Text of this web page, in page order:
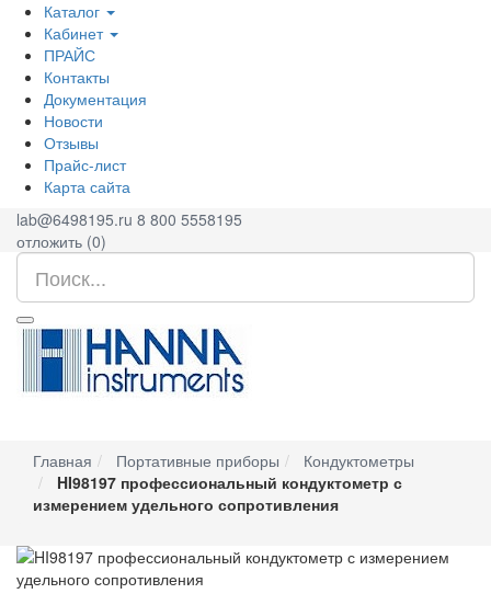
Каталог
Кабинет
ПРАЙС
Контакты
Документация
Новости
Отзывы
Прайс-лист
Карта сайта
lab@6498195.ru 8 800 5558195
отложить (0)
Главная Портативные приборы
Кондуктометры
HI98197 профессиональный кондуктометр с
измерением удельного сопротивления